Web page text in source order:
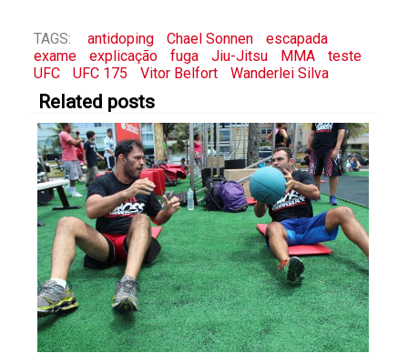
TAGS: antidoping Chael Sonnen
escapada
exame
explicação fuga Jiu-Jitsu MMA
teste
UFC
UFC 175 Vitor Belfort Wanderlei Silva
Related posts